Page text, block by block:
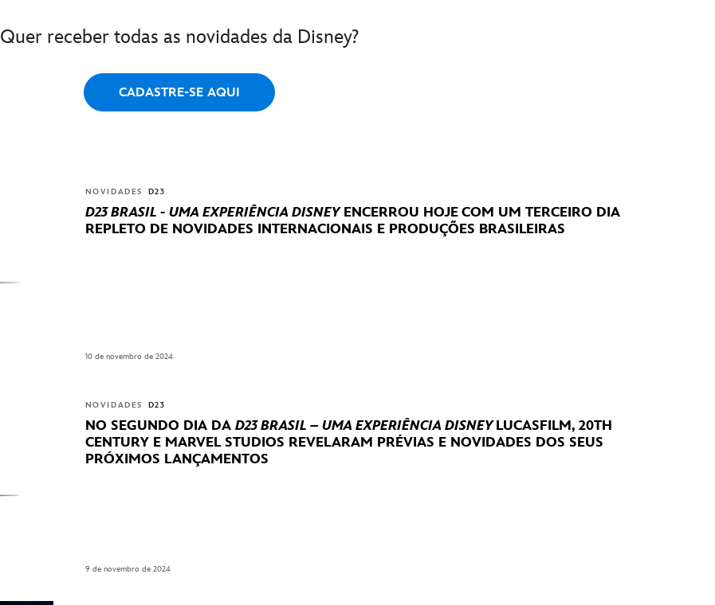
Quer receber todas as novidades da Disney?
CADASTRE-SE AQUI
NOVIDADES D23
D23 BRASIL - UMA EXPERIÊNCIA DISNEYENCERROU HOJE COM UM TERCEIRO DIA
REPLETO DE NOVIDADES INTERNACIONAIS E PRODUÇÕES BRASILEIRAS
10 de novembro de 2024
NOVIDADES D23
NO SEGUNDO DIA DA D23 BRASIL – UMA EXPERIÊNCIA DISNEYLUCASFILM, 20TH
CENTURY E MARVEL STUDIOS REVELARAM PRÉVIAS E NOVIDADES DOS SEUS
PRÓXIMOS LANÇAMENTOS
9 de novembro de 2024